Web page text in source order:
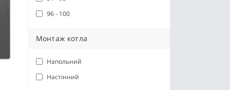
96 - 100
Монтаж котла
Напольний
Настінний